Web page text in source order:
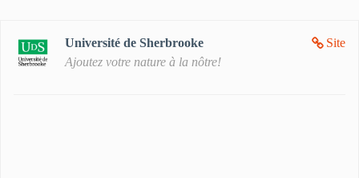
Site
Université de Sherbrooke
Ajoutez votre nature à la nôtre!